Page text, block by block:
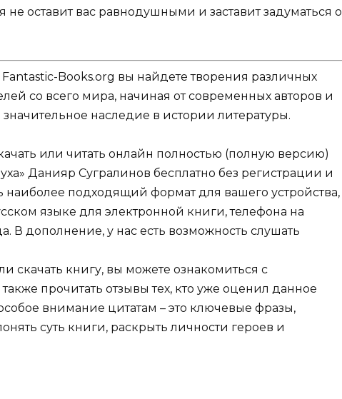
не оставит вас равнодушными и заставит задуматься о
Books.org вы найдете творения различных
со всего мира, начиная от современных авторов и
значительное наследие в истории литературы.
или читать онлайн полностью (полную версию)
Данияр Сугралинов бесплатно без регистрации и
наиболее подходящий формат для вашего устройства,
языке для электронной книги, телефона на
В дополнение, у нас есть возможность слушать
скачать книгу, вы можете ознакомиться с
прочитать отзывы тех, кто уже оценил данное
внимание цитатам – это ключевые фразы,
суть книги, раскрыть личности героев и